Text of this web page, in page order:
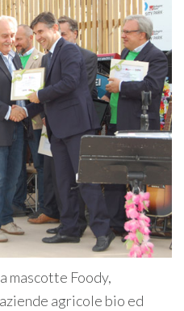
mascotte Foody,
agricole bio ed